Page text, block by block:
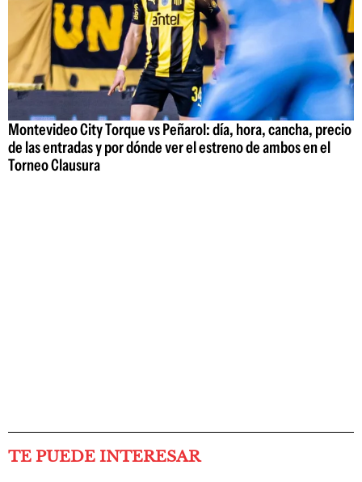
Montevideo City Torque vs Peñarol: día, hora, cancha, precio
de las entradas y por dónde ver el estreno de ambos en el
Torneo Clausura
TE PUEDE INTERESAR